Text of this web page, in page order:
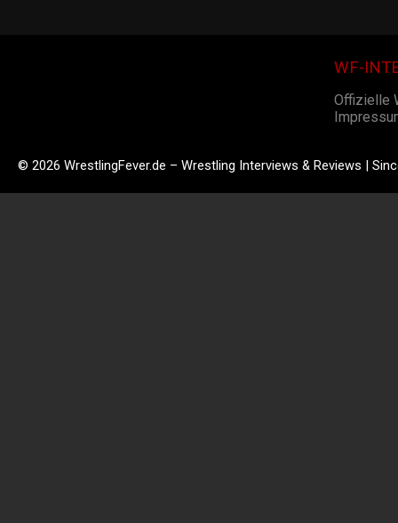
WF-
Offizielle
© 2026 WrestlingFever.de – Wrestling Interviews & Reviews |